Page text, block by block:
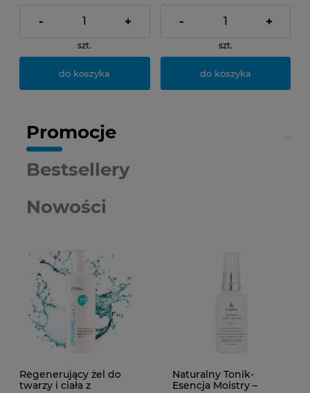
- +
szt.
do koszyka
- +
szt.
do koszyka
Promocje
Nowości
Bestsellery
Regenerujący żel do
twarzy i ciała z
Naturalny Tonik-
Esencja Moistry –